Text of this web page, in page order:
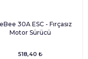
30A ESC - Fırçasız
Motor Sürücü
518,40 ₺